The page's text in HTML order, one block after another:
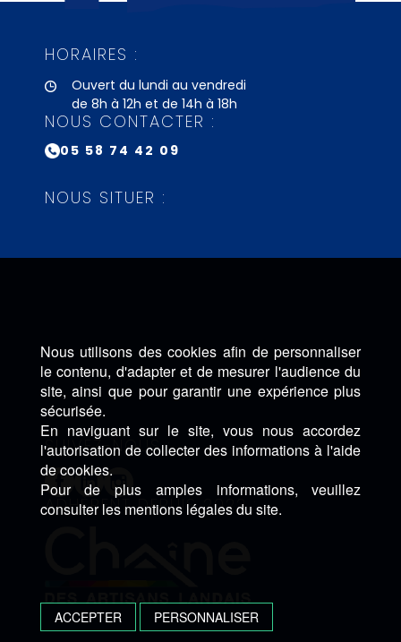
HORAIRES :
Ouvert du lundi au vendredi
de 8h à 12h et de 14h à 18h
NOUS CONTACTER :
05 58 74 42 09
SUIVEZ-NOUS :
ADHÈRENT DEPUIS 2022 :
NOUS SITUER :
Nous utilisons des cookies afin de personnaliser
le contenu, d'adapter et de mesurer l'audience du
site, ainsi que pour garantir une expérience plus
sécurisée.
En naviguant sur le site, vous nous accordez
l'autorisation de collecter des informations à l'aide
de cookies.
Pour de plus amples informations, veuillez
consulter les mentions légales du site.
ACCEPTER PERSONNALISER